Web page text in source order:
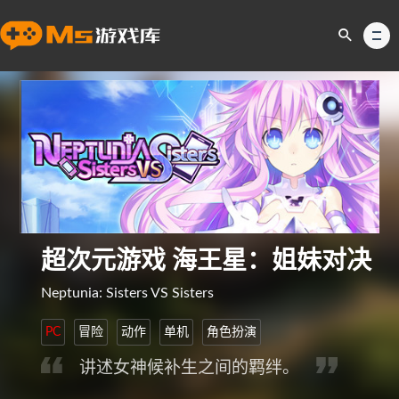
超次元游戏 海王星：姐妹对决
Neptunia: Sisters VS Sisters
PC 冒险 动作 单机 角色扮演
讲述女神候补生之间的羁绊。